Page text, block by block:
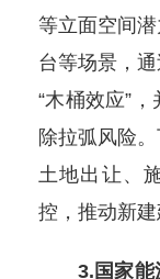
等立面空间
台等场景，
“木桶效应”
除拉弧风险
土地出让、
控，推动新建
3.国家能